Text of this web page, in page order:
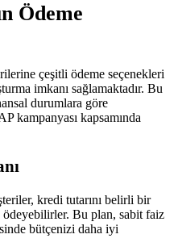
Ödeme
çeşitli ödeme seçenekleri
imkanı sağlamaktadır. Bu
durumlara göre
kampanyası kapsamında
kredi tutarını belirli bir
ödeyebilirler. Bu plan, sabit faiz
bütçenizi daha iyi